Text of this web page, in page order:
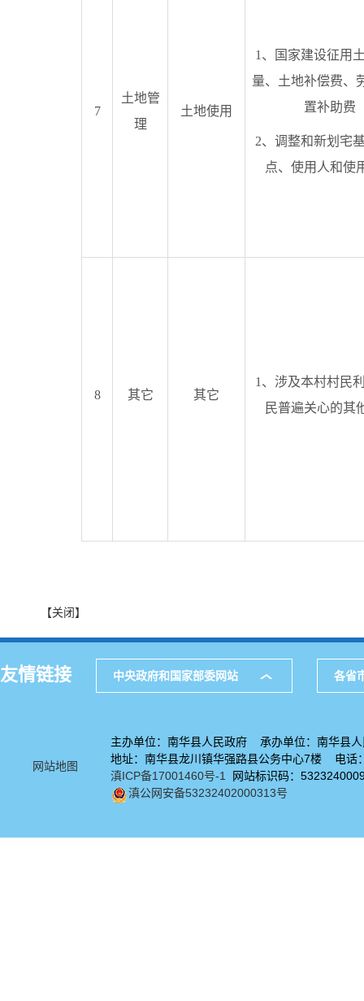
7
土地管
理
土地使用
1、国家建设征用
量、土地补偿费、
置补助费
2、调整和新划宅
点、使用人和使
8 其它 其它
1、涉及本村村民
民普遍关心的其
【关闭】
友情链接 中央政府和国家部委网站 各省
网站地图
主办单位：南华县人民政府 承办单位：南华县人
地址：南华县龙川镇华强路县公务中心7楼 电
滇ICP备17001460号-1
网站标识码：
滇公网安备53232402000313号